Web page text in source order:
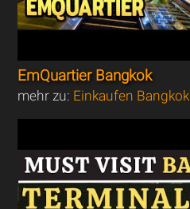
EmQuartier Bangkok
mehr zu: Einkaufen Bangkok